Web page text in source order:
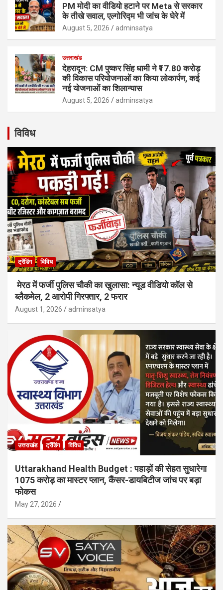
PM मोदी का वीडियो हटाने पर Meta से सरकार
के तीखे सवाल, एल्गोरिद्म भी जांच के घेरे में
August 5, 2026 adminsatya
उत्तराखंड
देहरादून: CM पुष्कर सिंह धामी ने ₹17.80 करोड़
की विकास परियोजनाओं का किया लोकार्पण, कई
नई योजनाओं का शिलान्यास
August 5, 2026 adminsatya
विविध
ट्रेंडिंग विविध
मेरठ में फर्जी पुलिस चौकी का खुलासा: न्यूड वीडियो कॉल से
ब्लैकमेल, 2 आरोपी गिरफ्तार, 2 फरार
August 1, 2026 adminsatya
उत्तराखंड ट्रेंडिंग विविध
Uttarakhand Health Budget : पहाड़ों की सेहत सुधारेगा
1075 करोड़ का मास्टर प्लान, कैंसर-डायबिटीज जांच पर बड़ा
फोकस
May 27, 2026